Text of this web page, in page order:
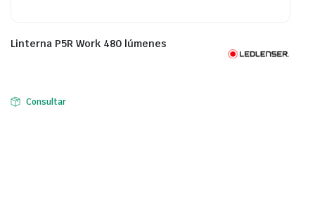
Linterna P5R Work 480 lúmenes
Consultar